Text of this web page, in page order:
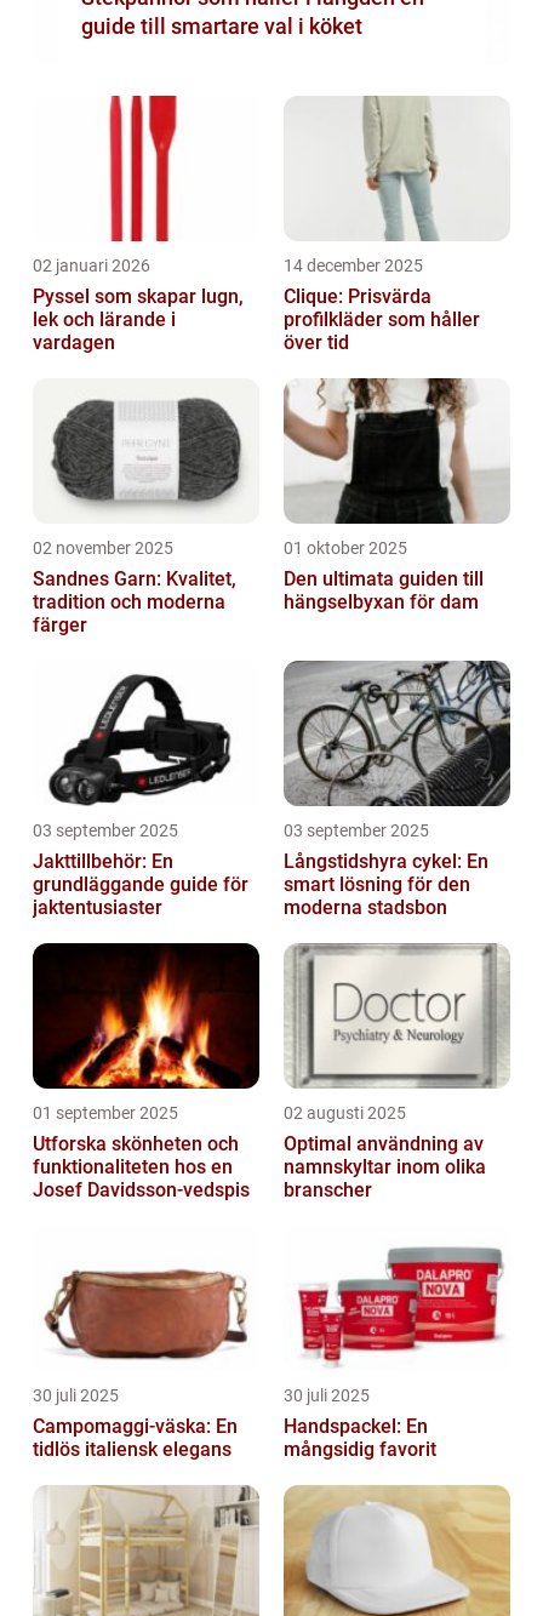
guide till smartare val i köket
02 januari 2026
Pyssel som skapar lugn,
lek och lärande i
vardagen
14 december 2025
Clique: Prisvärda
profilkläder som håller
över tid
02 november 2025
Sandnes Garn: Kvalitet,
tradition och moderna
färger
01 oktober 2025
Den ultimata guiden till
hängselbyxan för dam
03 september 2025
Jakttillbehör: En
grundläggande guide för
jaktentusiaster
03 september 2025
Långstidshyra cykel: En
smart lösning för den
moderna stadsbon
01 september 2025
Utforska skönheten och
funktionaliteten hos en
Josef Davidsson-vedspis
02 augusti 2025
Optimal användning av
namnskyltar inom olika
branscher
30 juli 2025
Campomaggi-väska: En
tidlös italiensk elegans
30 juli 2025
Handspackel: En
mångsidig favorit